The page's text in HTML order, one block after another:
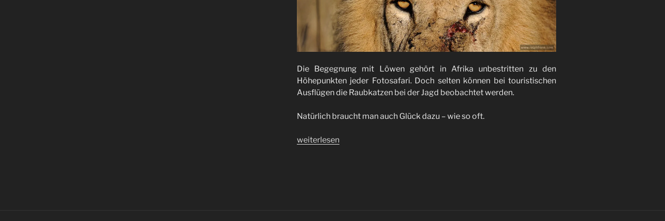
Die Begegnung mit Löwen gehört in Afrika unbestritten zu den
Höhepunkten jeder Fotosafari. Doch selten können bei touristischen
Ausflügen die Raubkatzen bei der Jagd beobachtet werden.
Natürlich braucht man auch Glück dazu – wie so oft.
„Jagderfolg“
weiterlesen